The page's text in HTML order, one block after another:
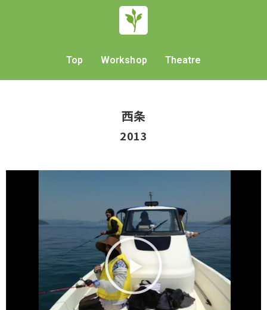
Top Workshop Theatre
西条
2013